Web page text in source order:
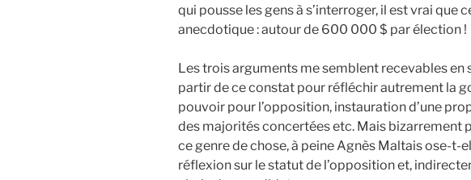
qui pousse les gens à s’interroger, il est vrai que
anecdotique : autour de 600 000 $ par élection !
Les trois arguments me semblent recevables en
partir de ce constat pour réfléchir autrement la
pouvoir pour l’opposition, instauration d’une
des majorités concertées etc. Mais bizarrement
ce genre de chose, à peine Agnès Maltais ose-t-
réflexion sur le statut de l’opposition et,